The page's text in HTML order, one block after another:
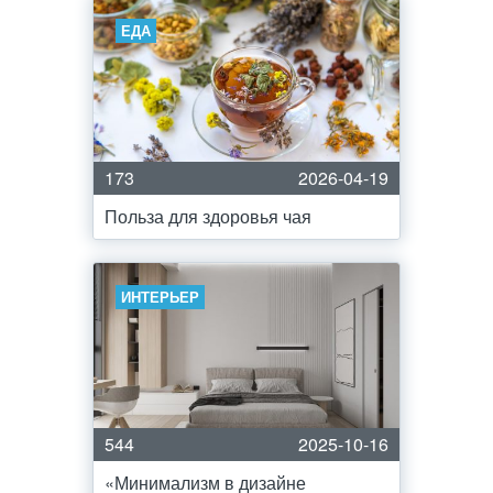
ЕДА
173
2026-04-19
Польза для здоровья чая
ИНТЕРЬЕР
544
2025-10-16
«Минимализм в дизайне